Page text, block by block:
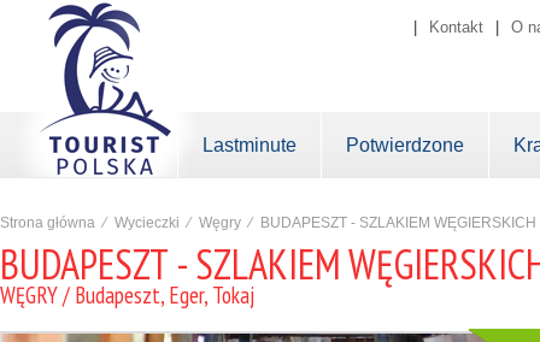
Kontakt O
Lastminute Potwierdzone
Strona główna ⁄ Wycieczki ⁄ Węgry ⁄ BUDAPESZT - SZLAKIEM
BUDAPESZT - SZLAKIEM
WĘGRY / Budapeszt, Eger, Tokaj